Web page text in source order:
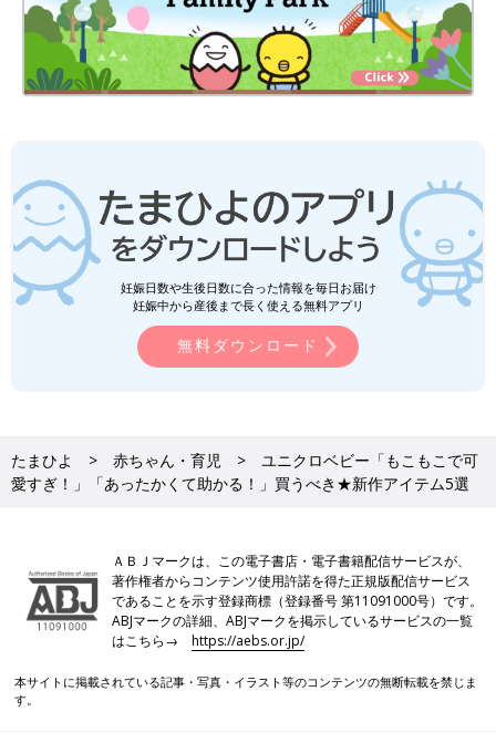
妊娠日数や生後日数に合った情報を毎日お届け
妊娠中から産後まで長く使える無料アプリ
無料ダウンロード
たまひよ 赤ちゃん・育児
ユニクロベビー「もこもこで可
愛すぎ！」「あったかくて助かる！」買うべき★新作アイテム5選
ＡＢＪマークは、この電子書店・電子書籍配信サービスが、
著作権者からコンテンツ使用許諾を得た正規版配信サービス
であることを示す登録商標（登録番号 第11091000号）です。
ABJマークの詳細、ABJマークを掲示しているサービスの一覧
はこちら→https://aebs.or.jp/
本サイトに掲載されている記事・写真・イラスト等のコンテンツの無断転載を禁じま
す。